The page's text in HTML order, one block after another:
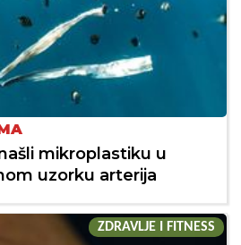
mikroplastiku u
uzorku arterija
ZDRAVLJE I FITNESS